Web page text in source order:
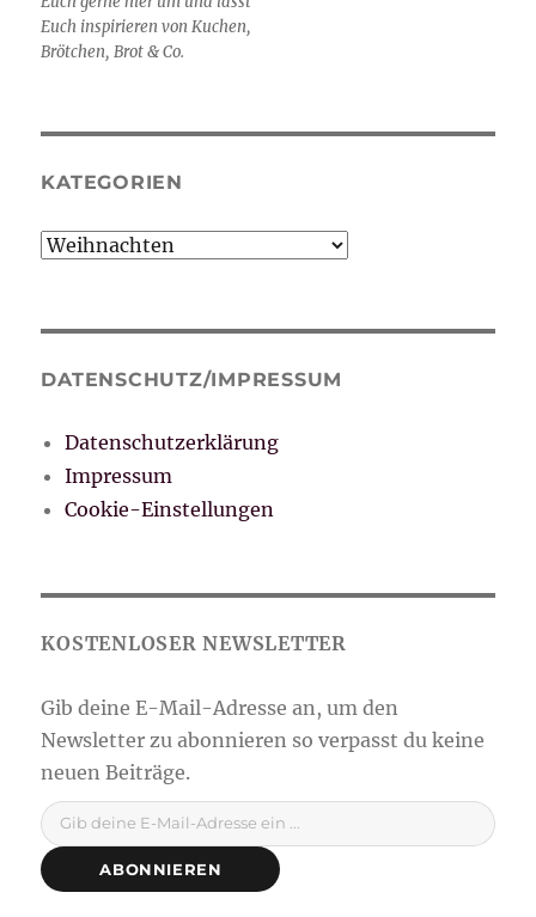
Euch inspirieren von Kuchen,
Brötchen, Brot & Co.
KATEGORIEN
Kategorien
DATENSCHUTZ/IMPRESSUM
Datenschutzerklärung
Impressum
Cookie-Einstellungen
Gib deine E-Mail-Adresse ein ...
ABONNIEREN